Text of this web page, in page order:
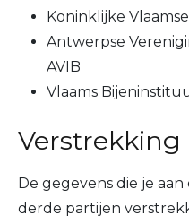
Koninklijke
Antwerpse
AVIB
Vlaams
De gegevens die je
derde partijen